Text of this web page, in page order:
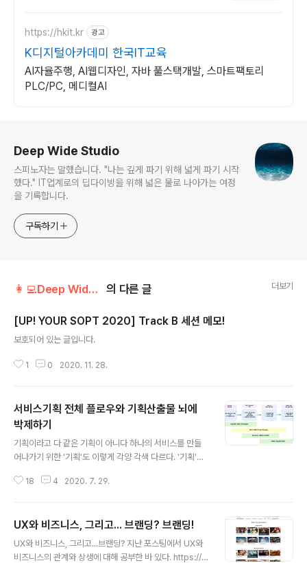
https://hkit.kr 광고
K디지털아카데미 한국IT교육
AI자율주행, AI웹디자인, 자바 풀스택개발, 스마트팩토리
PLC/PC, 메디컬AI
Deep Wide Studio
스피노자는 말했습니다. "나는 깊게 파기 위해 넓게 파기 시작
했다." IT업계로의 딥다이빙을 위해 넓은 물로 나아가는 여정
을 기록합니다.
구독하기
👩‍💻Deep Wide School/💘Product Design 의 다른 글 더보기
[UP! YOUR SOPT 2020] Track B 세션 메모!
보호되어 있는 글입니다.
1 0 2020. 11. 28.
서비스기획 전체 플로우와 기획산출물 뇌에
박제하기
기획이라고 다 같은 기획이 아니다 하나의 서비스를 만들
어나가기 위한 '기획'도 이렇게 각양 각색 다르다. '기획'이
알아야 한다. 어떤 단계의 기획을 하고 있고, 뭘 해야하는지
Before we Start, 그 흔한 애자일 업무에 대한 환상에서
빠져나와, 워터폴 방식부터 제대로 숙지해야 한다는 것을
깨달았다. 워터폴 방법론은 각 단계가 명확히 구분되어 있
18 4 2020. 7. 29.
UX와 비즈니스, 그리고... 브랜딩? 브랜딩!
UX와 비즈니스, 그리고...브랜딩? 지난 포스팅에서 UX와
비즈니스의 관계와 상생에 대해 공부한 바 있다. https://d